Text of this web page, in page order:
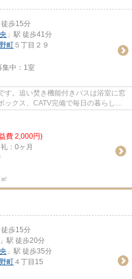
徒歩15分
」駅 徒歩41分
町 ５丁目２９
中： 1室
す。追い焚き機能付きバスは浴室に窓
ックス、CATV完備で毎日の暮らしを
費 2,000円)
：0ヶ月
徒歩15分
」駅 徒歩20分
」駅 徒歩35分
町 ４丁目15